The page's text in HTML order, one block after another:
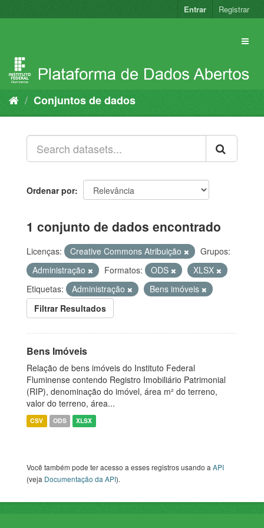
para
Entrar Registrar
Conjuntos de dados
Ordenar por
1 conjunto de dados encontrado
Licenças: Creative Commons Atribuição
Grupos:
Administração
Formatos: ODS
XLSX
Etiquetas:
Administração
Bens imóveis
Filtrar Resultados
Bens Imóveis
Relação de bens imóveis do Instituto Federal
Fluminense contendo Registro Imobiliário Patrimonial
(RIP), denominação do imóvel, área m² do terreno,
valor do terreno, área...
CSV ODS XLSX
Você também pode ter acesso a esses registros usando aAPI
(veja Documentação da API).